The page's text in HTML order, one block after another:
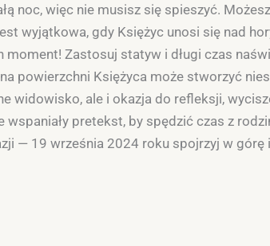
noc, więc nie musisz się spieszyć.
wyjątkowa, gdy Księżyc unosi się nad
Zastosuj statyw i długi czas
powierzchni Księżyca może stworzyć
widowisko, ale i okazja do refleksji,
wspaniały pretekst, by spędzić czas z
— 19 września 2024 roku spojrzyj w